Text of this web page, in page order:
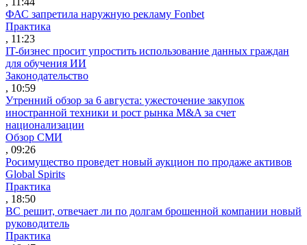
ФАС запретила наружную рекламу Fonbet
Практика
, 11:23
IT-бизнес просит упростить использование данных граждан
для обучения ИИ
Законодательство
, 10:59
Утренний обзор за 6 августа: ужесточение закупок
иностранной техники и рост рынка M&A за счет
национализации
Обзор СМИ
, 09:26
Росимущество проведет новый аукцион по продаже активов
Global Spirits
Практика
, 18:50
ВС решит, отвечает ли по долгам брошенной компании новый
руководитель
Практика